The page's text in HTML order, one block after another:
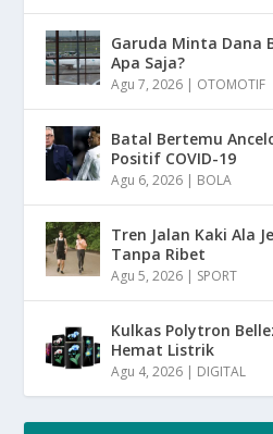
Garuda Minta Dana
Apa Saja?
Agu 7, 2026 | OTOMOTIF
Batal Bertemu
Positif COVID-19
Agu 6, 2026 | BOLA
Tren Jalan Kaki Ala
Tanpa Ribet
Agu 5, 2026 | SPORT
Kulkas Polytron
Hemat Listrik
Agu 4, 2026 | DIGITAL